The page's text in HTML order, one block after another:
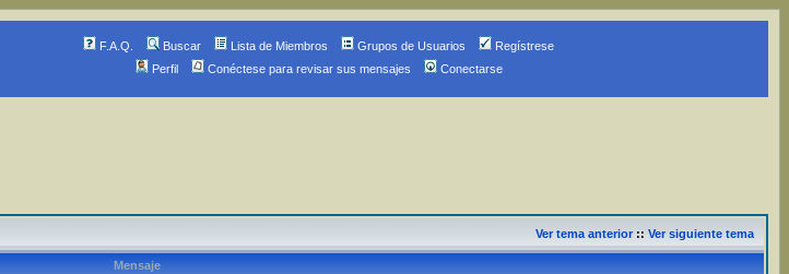
F.A.Q. Buscar Lista de Miembros Grupos de Usuarios
Regístrese
Perfil
Conéctese para revisar sus mensajes Conectarse
Ver tema anterior:: Ver siguiente tema
Mensaje